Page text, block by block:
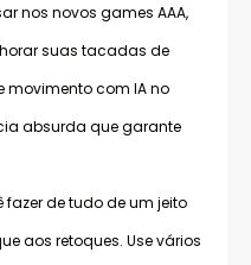
nos novos games AAA,
suas tacadas de
movimento com IA no
absurda que garante
fazer de tudo de um jeito
aos retoques. Use vários